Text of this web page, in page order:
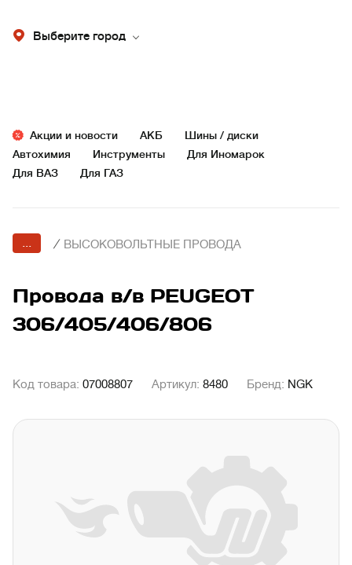
Выберите город
Акции и новости АКБ
Шины / диски
Автохимия
Инструменты
Для Иномарок
Для ВАЗ
Для ГАЗ
... / ВЫСОКОВОЛЬТНЫЕ ПРОВОДА
Провода в/в PEUGEOT
306/405/406/806
Код товара: 07008807 Артикул: 8480 Бренд: NGK